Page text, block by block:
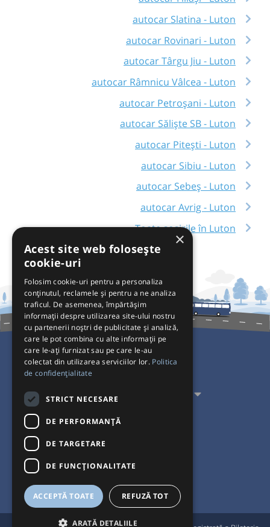
autocar Slatina - Luton
autocar Rovinari - Luton
autocar Târgu Jiu - Luton
autocar Râmnicu Vâlcea - Luton
autocar Petroșani - Luton
autocar Săliște SB - Luton
autocar Pitești - Luton
autocar Sibiu - Luton
autocar Sebeș - Luton
autocar Avrig - Luton
Toate sosirile în Luton
Pentru Călători
Pentru Transportatori
Interacționăm
Acceptăm plăți cu
×
Acest site web folosește
cookie-uri
Folosim cookie-uri pentru a personaliza
conținutul, reclamele și pentru a ne analiza
traficul. De asemenea, împărtășim
informații despre utilizarea site-ului nostru
cu partenerii noștri de publicitate și analiză,
care le pot combina cu alte informații pe
care le-ați furnizat sau pe care le-au
colectat din utilizarea serviciilor lor. Politica
de confidențialitate
STRICT NECESARE
DE PERFORMANȚĂ
DE TARGETARE
DE FUNCŢIONALITATE
ACCEPTĂ TOATE REFUZĂ TOT
ARATĂ DETALIILE